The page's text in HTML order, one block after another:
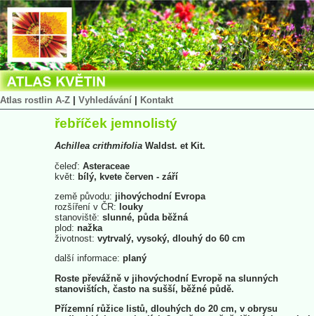
Atlas rostlin A-Z Vyhledávání Kontakt
řebříček jemnolistý
Achillea crithmifolia Waldst. et Kit.
čeleď: Asteraceae
květ: bílý, kvete červen - září
země původu: jihovýchodní Evropa
rozšíření v ČR: louky
stanoviště: slunné, půda běžná
plod: nažka
životnost: vytrvalý, vysoký, dlouhý do 60 cm
další informace: planý
Roste převážně v jihovýchodní Evropě na slunných
stanovištích, často na sušší, běžné půdě.
Přízemní růžice listů, dlouhých do 20 cm, v obrysu